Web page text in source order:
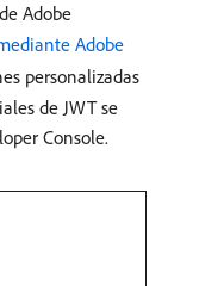
Adobe
Adobe
personalizadas
de JWT se
Console.